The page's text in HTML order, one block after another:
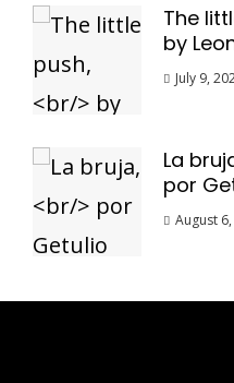
The
by
July 9,
La
por
August